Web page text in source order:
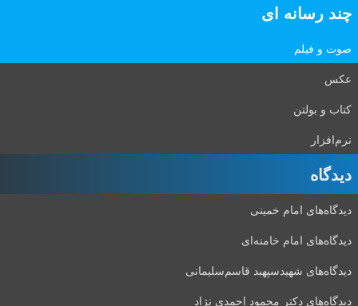
چند رسانه ای
صوت و فیلم
عکس
کتاب و بولتن
نرم‌افزار
دیدگاه‌
دیدگاه‌های امام خمینی
دیدگاه‌های امام خامنه‌ای
دیدگاه‌های شهید‌سپهبد قاسم‌سلیمانی
دیدگاه‌های دکتر محمود احمدی نژاد